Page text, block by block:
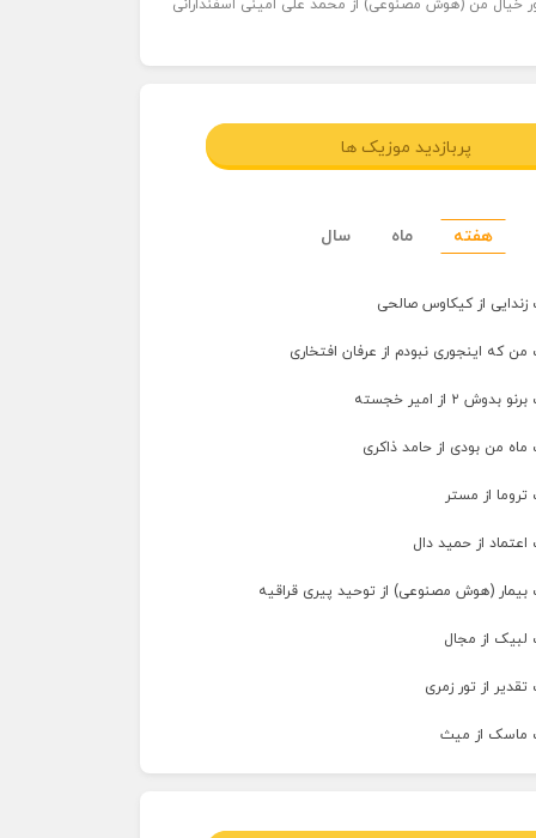
خیال من (هوش مصنوعی) از محمد علی امینی اسفندارانی
پربازدید موزیک ها
هفته ماه سال
زندایی از کیکاوس صالحی
من که اینجوری نبودم از عرفان افتخاری
۲ از امیر خجسته
ماه من بودی از حامد ذاکری
تروما از مستر
اعتماد از حمید دال
بیمار (هوش مصنوعی) از توحید پیری قراقیه
لبیک از مجال
از تور زمری
ماسک از میث